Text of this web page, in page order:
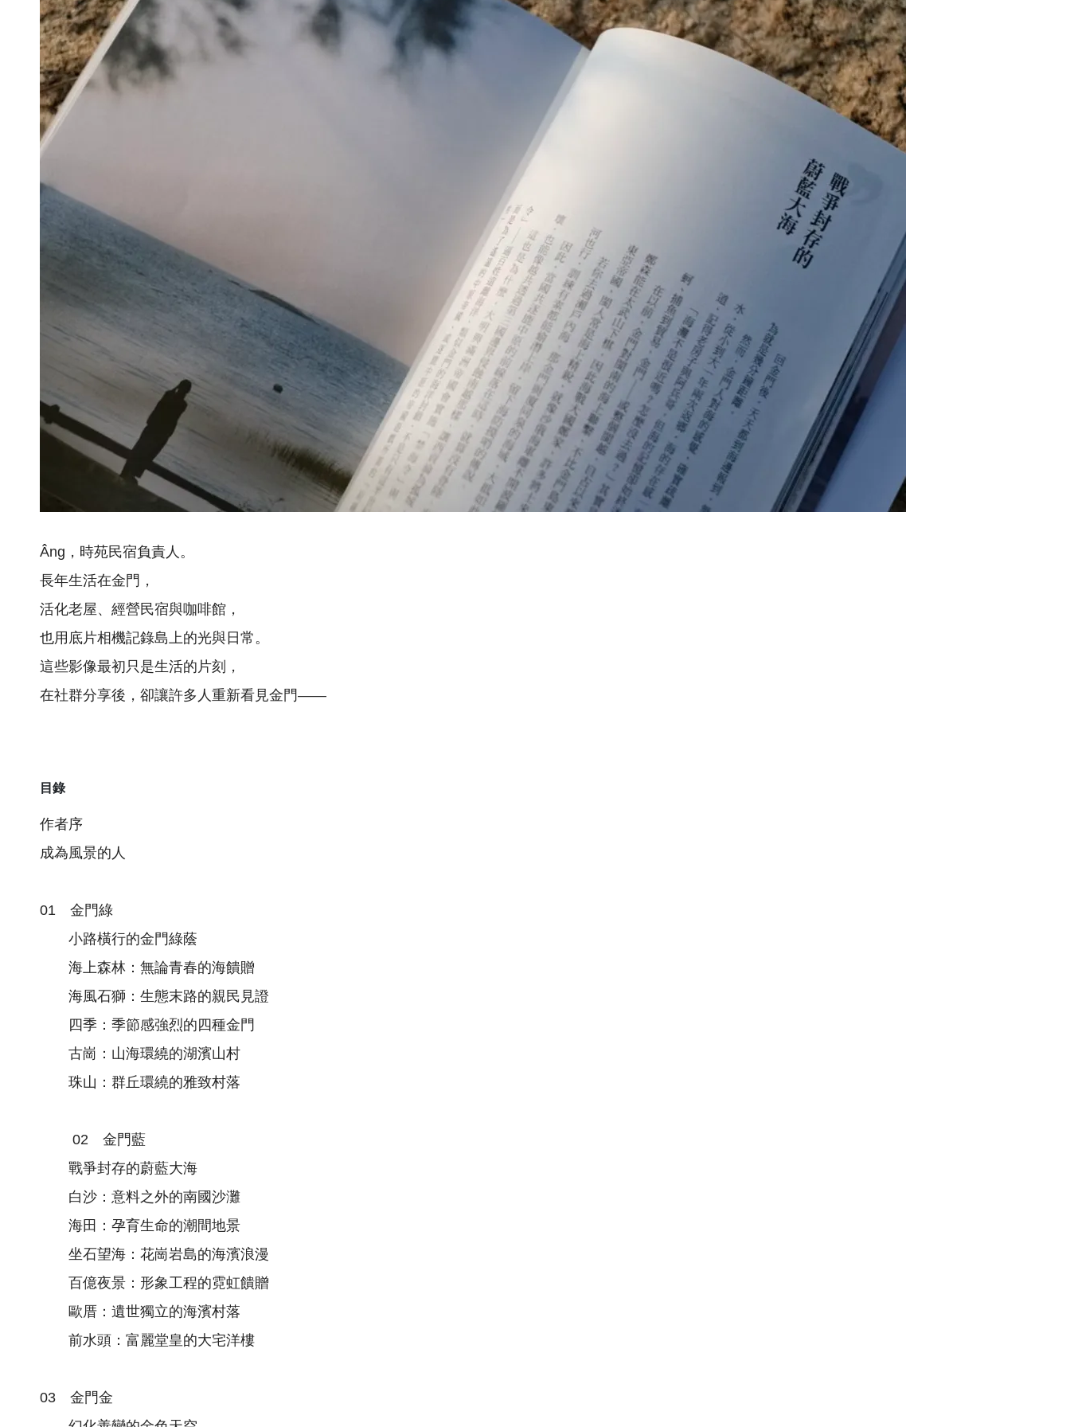
Âng，時苑民宿負責人。
長年生活在金門，
活化老屋、經營民宿與咖啡館，
也用底片相機記錄島上的光與日常。
這些影像最初只是生活的片刻，
在社群分享後，卻讓許多人重新看見金門——
目錄
作者序
成為⾵景的人
01 金⾨綠
小路橫行的金⾨綠蔭
海上森林：無論青春的海饋贈
海⾵石獅：⽣態末路的親民見證
四季：季節感強烈的四種金門
古崗：山海環繞的湖濱山村
珠山：群丘環繞的雅致村落
02 金⾨藍
戰爭封存的蔚藍大海
白沙：意料之外的南國沙灘
海田：孕育生命的潮間地景
坐石望海：花崗岩島的海濱浪漫
百億夜景：形象工程的霓虹饋贈
歐厝：遺世獨立的海濱村落
前水頭：富麗堂皇的大宅洋樓
03 金⾨金